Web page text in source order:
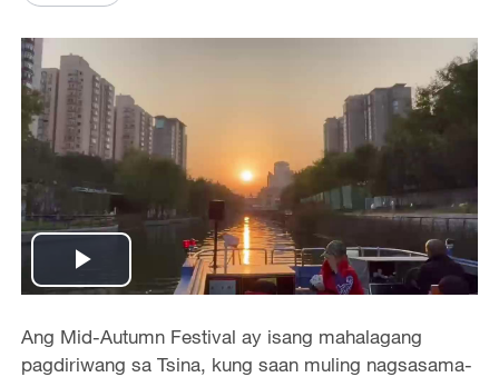
Play
Video
Ang Mid-Autumn Festival ay isang mahalagang
pagdiriwang sa Tsina, kung saan muling nagsasama-